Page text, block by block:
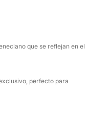
aguas del lago,
reproducir su
completa,
que se reflejan en el
perfecto para